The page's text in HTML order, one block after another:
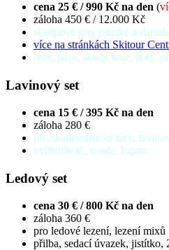
cena 25 € / 990 Kč na den (
záloha 450 € / 12.000 Kč
skialpové sety pánské a
více na stránkách Skitour
lyže, pásy, skialp hole, boty,
Lavinový set
cena 15 € / 395 Kč na den
záloha 280 €
pro skialpinistické túry,
vyhledávač, sonda, lopata
Ledový set
cena 30 € / 800 Kč na den
záloha 360 €
pro ledové lezení, lezení mixů
přilba, sedací úvazek, jistítko,